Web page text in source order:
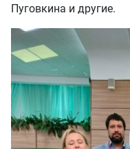
Пуговкина и другие.